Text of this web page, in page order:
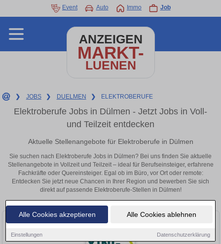
Alle Cookies akzeptieren Alle Cookies ablehnen
Einstellungen Datenschutzerklärung
Event Auto Immo Job
ANZEIGEN
MARKT-
LUENEN
❯ JOBS ❯ DUELMEN ❯ ELEKTROBERUFE
Elektroberufe Jobs in Dülmen - Jetzt Jobs in Voll-
und Teilzeit entdecken
Aktuelle Stellenangebote für Elektroberufe in Dülmen
Sie suchen nach Elektroberufe Jobs in Dülmen? Bei uns finden Sie aktuelle
Stellenangebote in Vollzeit und Teilzeit – ideal für Berufseinsteiger, erfahrene
Fachkräfte oder Quereinsteiger. Egal ob im Büro, vor Ort oder remote:
Entdecken Sie jetzt neue Chancen in Ihrer Region und bewerben Sie sich
direkt auf passende Elektroberufe-Stellen in Dülmen!